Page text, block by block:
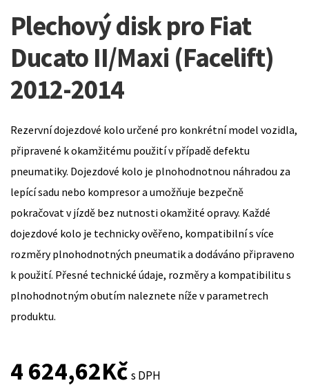
Plechový disk pro Fiat
Ducato II/Maxi (Facelift)
2012-2014
Rezervní dojezdové kolo určené pro konkrétní model vozidla,
připravené k okamžitému použití v případě defektu
pneumatiky. Dojezdové kolo je plnohodnotnou náhradou za
lepící sadu nebo kompresor a umožňuje bezpečně
pokračovat v jízdě bez nutnosti okamžité opravy. Každé
dojezdové kolo je technicky ověřeno, kompatibilní s více
rozměry plnohodnotných pneumatik a dodáváno připraveno
k použití. Přesné technické údaje, rozměry a kompatibilitu s
plnohodnotným obutím naleznete níže v parametrech
produktu.
4 624,62Kč s DPH